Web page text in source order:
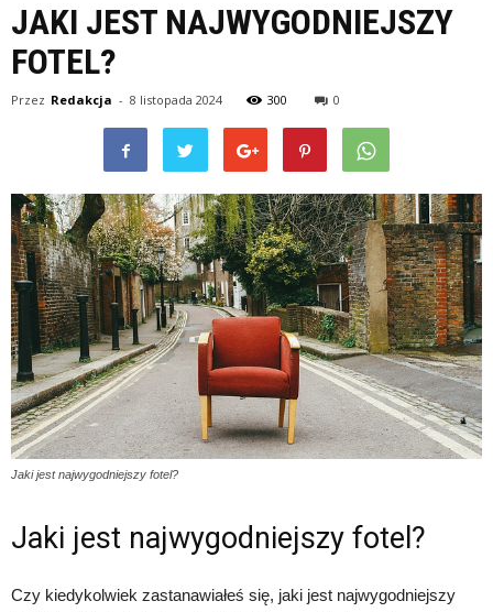
JAKI JEST NAJWYGODNIEJSZY
FOTEL?
Przez Redakcja - 8 listopada 2024 300 0
Jaki jest najwygodniejszy fotel?
Jaki jest najwygodniejszy fotel?
Czy kiedykolwiek zastanawiałeś się, jaki jest najwygodniejszy